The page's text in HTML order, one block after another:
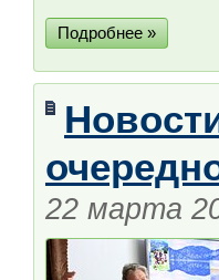
Подробнее »
22 марта